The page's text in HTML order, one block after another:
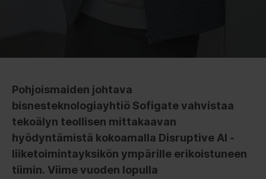
Pohjoismaiden johtava
bisnesteknologiayhtiö Sofigate vahvistaa
tekoälyn teollisen mittakaavan
hyödyntämistä kokoamalla Disruptive AI -
liiketoimintayksikön ympärille erikoistuneen
tiimin. Viime vuoden lopulla